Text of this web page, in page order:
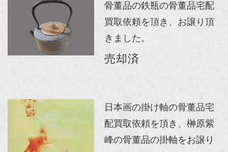
骨董品の鉄瓶の骨董品宅配
買取依頼を頂き、お譲り頂
きました。
売却済
日本画の掛け軸の骨董品宅
配買取依頼を頂き、榊原紫
峰の骨董品の掛軸をお譲り